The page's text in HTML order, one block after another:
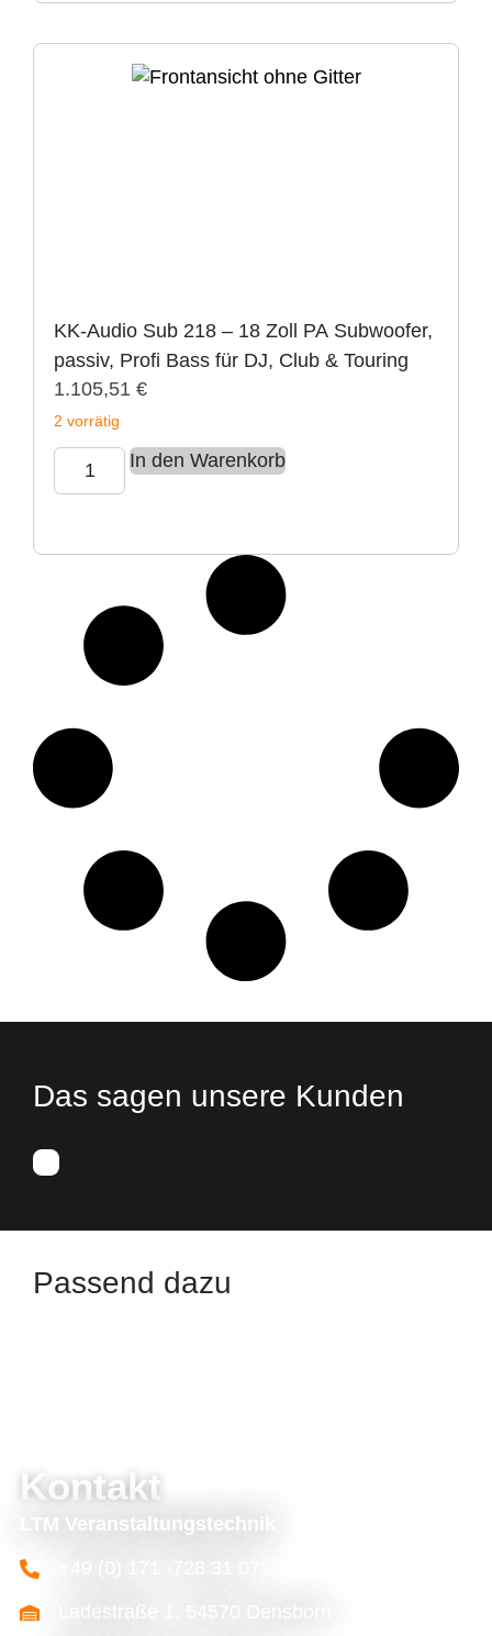
KK-Audio Sub 218 – 18 Zoll PA Subwoofer,
passiv, Profi Bass für DJ, Club & Touring
1.105,51 €
2 vorrätig
In den Warenkorb
Das sagen unsere Kunden
Passend dazu
Kontakt
LTM Veranstaltungstechnik